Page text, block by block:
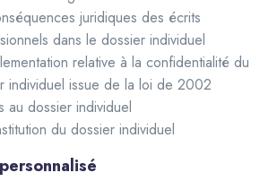
juridiques des écrits
dans le dossier individuel
relative à la confidentialité du
individuel issue de la loi de 2002
au dossier individuel
du dossier individuel